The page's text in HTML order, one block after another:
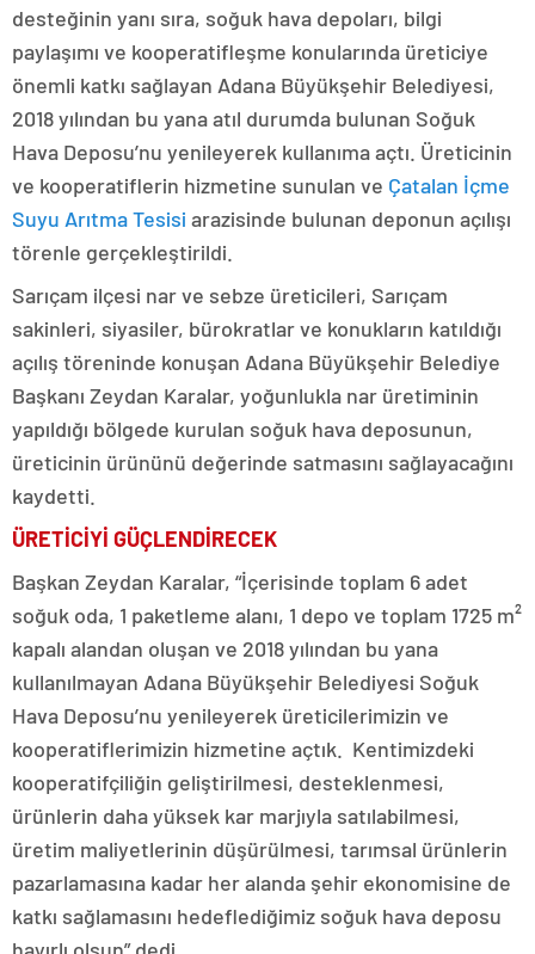
desteğinin yanı sıra, soğuk hava depoları, bilgi
paylaşımı ve kooperatifleşme konularında üreticiye
önemli katkı sağlayan Adana Büyükşehir Belediyesi,
2018 yılından bu yana atıl durumda bulunan Soğuk
Hava Deposu’nu yenileyerek kullanıma açtı. Üreticinin
ve kooperatiflerin hizmetine sunulan ve Çatalan İçme
Suyu Arıtma Tesisi arazisinde bulunan deponun açılışı
törenle gerçekleştirildi.
Sarıçam ilçesi nar ve sebze üreticileri, Sarıçam
sakinleri, siyasiler, bürokratlar ve konukların katıldığı
açılış töreninde konuşan Adana Büyükşehir Belediye
Başkanı Zeydan Karalar, yoğunlukla nar üretiminin
yapıldığı bölgede kurulan soğuk hava deposunun,
üreticinin ürününü değerinde satmasını sağlayacağını
kaydetti.
ÜRETİCİYİ GÜÇLENDİRECEK
Başkan Zeydan Karalar, “İçerisinde toplam 6 adet
soğuk oda, 1 paketleme alanı, 1 depo ve toplam 1725 m²
kapalı alandan oluşan ve 2018 yılından bu yana
kullanılmayan Adana Büyükşehir Belediyesi Soğuk
Hava Deposu’nu yenileyerek üreticilerimizin ve
kooperatiflerimizin hizmetine açtık. Kentimizdeki
kooperatifçiliğin geliştirilmesi, desteklenmesi,
ürünlerin daha yüksek kar marjıyla satılabilmesi,
üretim maliyetlerinin düşürülmesi, tarımsal ürünlerin
pazarlamasına kadar her alanda şehir ekonomisine de
katkı sağlamasını hedeflediğimiz soğuk hava deposu